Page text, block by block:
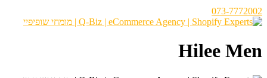
073-7772002
Hilee Men